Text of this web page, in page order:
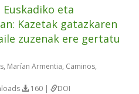
eta
Kazetak gatazkaren
zuzenak ere gertatu
Marían Armentia, Caminos,
160 |
DOI